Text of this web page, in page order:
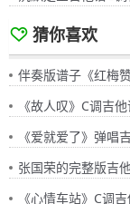
猜你喜欢
伴奏版谱子《红梅赞》
《故人叹》C调吉他
《爱就爱了》弹唱吉
张国荣的完整版吉他六线
《心情车站》C调